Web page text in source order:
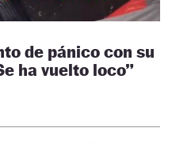
de pánico con su
ha vuelto loco”